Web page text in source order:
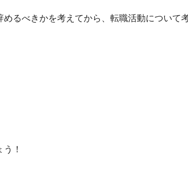
るべきかを考えてから、転職活動について
！